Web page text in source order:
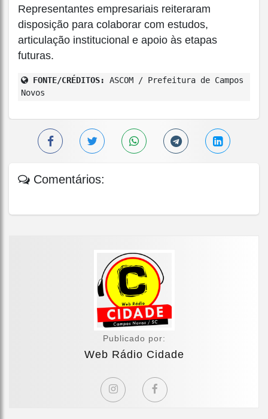
Representantes empresariais reiteraram
disposição para colaborar com estudos,
articulação institucional e apoio às etapas
futuras.
FONTE/CRÉDITOS:
ASCOM / Prefeitura de Campos
Novos
Comentários:
Publicado por:
Web Rádio Cidade